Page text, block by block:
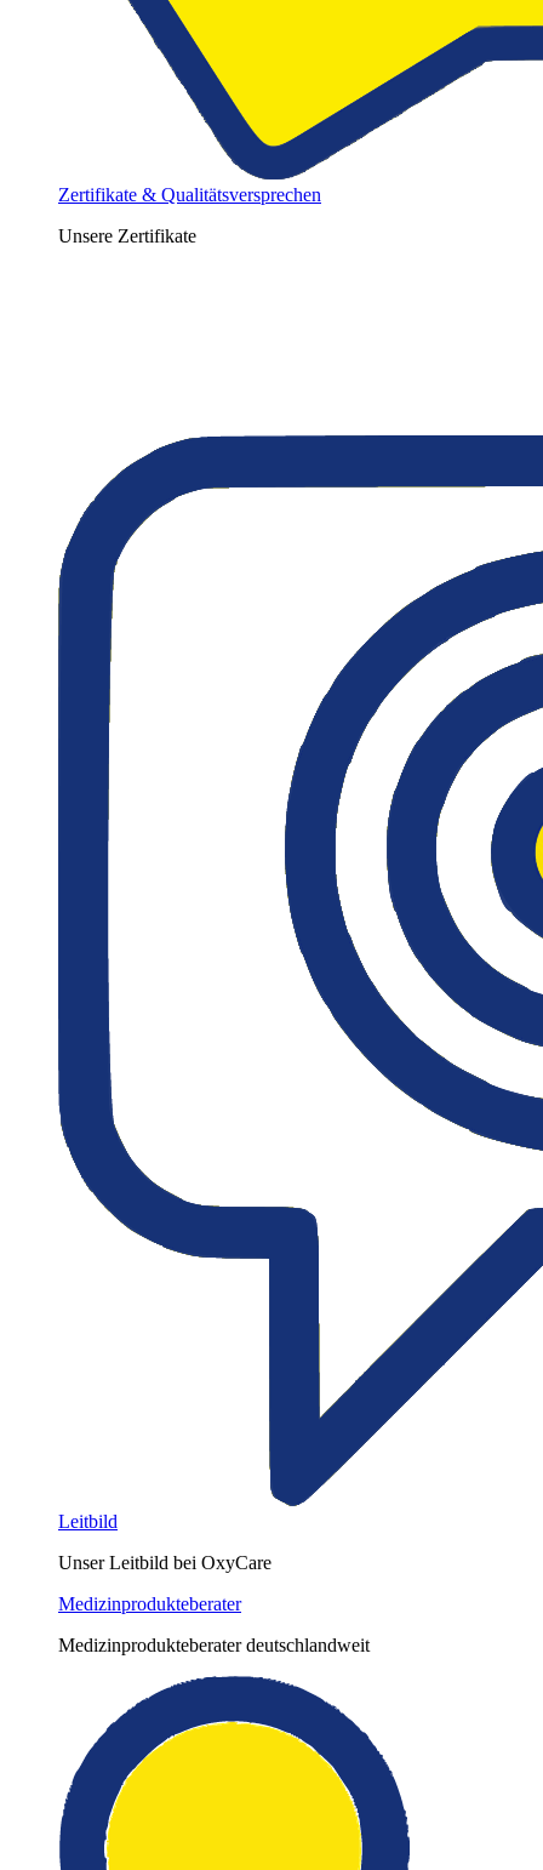
Zertifikate & Qualitätsversprechen
Unsere Zertifikate
Leitbild
Unser Leitbild bei OxyCare
Medizinprodukteberater
Medizinprodukteberater deutschlandweit